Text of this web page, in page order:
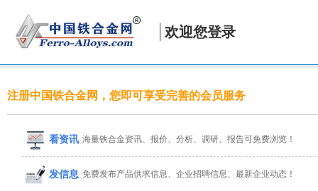
欢迎您登录
注册中国铁合金网，您即可享受完善的会员服务
看资讯 海量铁合金资讯、报价、分析、调研、报告可免费浏览！
发信息 免费发布产品供求信息、企业招聘信息、最新企业动态！